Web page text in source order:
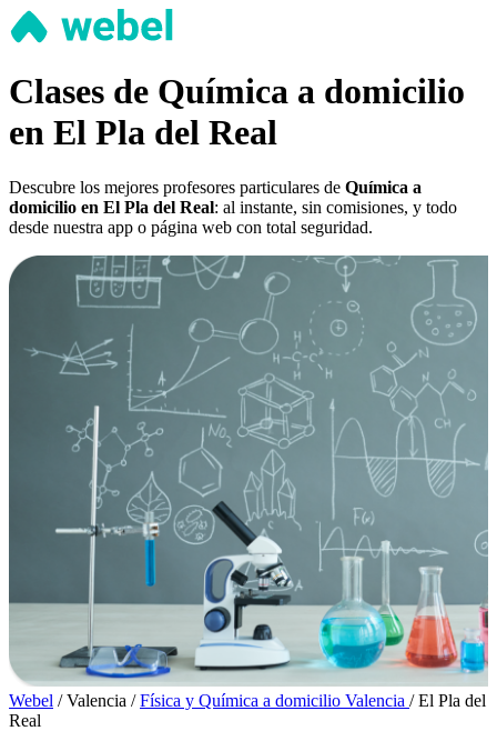
Clases de Química a domicilio
en El Pla del Real
Descubre los mejores profesores particulares de Química a
domicilio en El Pla del Real: al instante, sin comisiones, y todo
desde nuestra app o página web con total seguridad.
Webel / Valencia / Física y Química a domicilio Valencia / El Pla del
Real